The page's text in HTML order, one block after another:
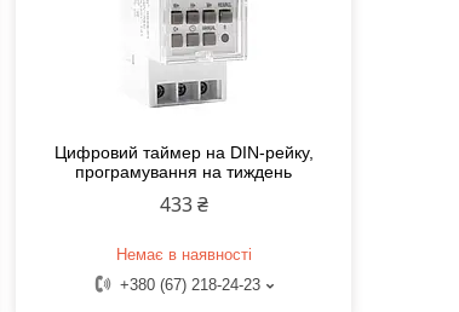
Цифровий таймер на DIN-рейку,
програмування на тиждень
433 ₴
Немає в наявності
+380 (67) 218-24-23